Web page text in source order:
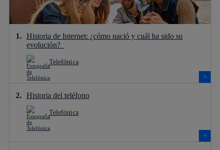
Historia de Internet: ¿cómo nació y cuál ha sido su
evolución?
Telefónica
Historia del teléfono
Telefónica